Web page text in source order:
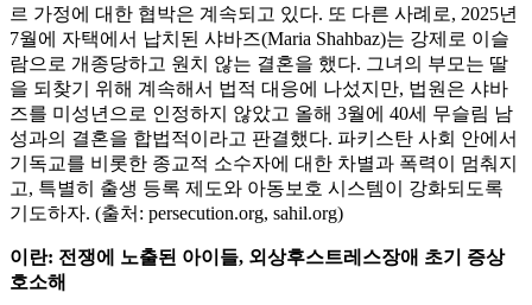
르 가정에 대한 협박은 계속되고 있다. 또 다른 사례로, 2025년
7월에 자택에서 납치된 샤바즈(Maria Shahbaz)는 강제로 이슬
람으로 개종당하고 원치 않는 결혼을 했다. 그녀의 부모는 딸
을 되찾기 위해 계속해서 법적 대응에 나섰지만, 법원은 샤바
즈를 미성년으로 인정하지 않았고 올해 3월에 40세 무슬림 남
성과의 결혼을 합법적이라고 판결했다. 파키스탄 사회 안에서
기독교를 비롯한 종교적 소수자에 대한 차별과 폭력이 멈춰지
고, 특별히 출생 등록 제도와 아동보호 시스템이 강화되도록
기도하자. (출처: persecution.org, sahil.org)
이란: 전쟁에 노출된 아이들, 외상후스트레스장애 초기 증상
호소해